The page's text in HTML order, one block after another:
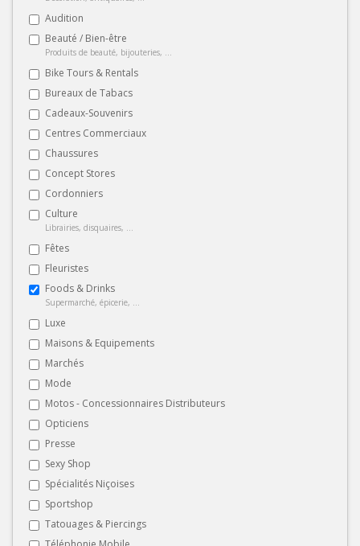
Audition
Beauté / Bien-être
Produits de beauté, bijouteries, ...
Bike Tours & Rentals
Bureaux de Tabacs
Cadeaux-Souvenirs
Centres Commerciaux
Chaussures
Concept Stores
Cordonniers
Culture
Librairies, disquaires, ...
Fêtes
Fleuristes
Foods & Drinks
Supermarché, épicerie, ...
Luxe
Maisons & Equipements
Marchés
Mode
Motos - Concessionnaires Distributeurs
Opticiens
Presse
Sexy Shop
Spécialités Niçoises
Sportshop
Tatouages & Piercings